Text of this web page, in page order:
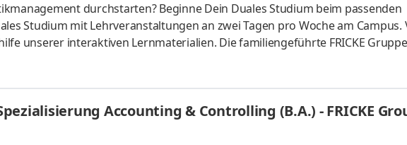
durchstarten? Beginne Dein Duales Studium beim passenden
Studium mit Lehrveranstaltungen an zwei Tagen pro Woche am Campus.
unserer interaktiven Lernmaterialien. Die familiengeführte FRICKE Gruppe
vom klassischen Landmaschinenhändler zu einem erfolgreichen
Nutzfahrzeuge und Ersatzteile entwickelt. Mit 3.471
- arbeiten wir gemeinsam am weiteren Ausbau unserer
start
Accounting & Controlling (B.A.) - FRICKE